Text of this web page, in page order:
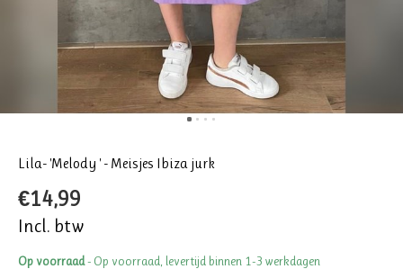
Lila- 'Melody ' - Meisjes Ibiza jurk
€14,99
Incl. btw
Op voorraad- Op voorraad, levertijd binnen 1-3 werkdagen